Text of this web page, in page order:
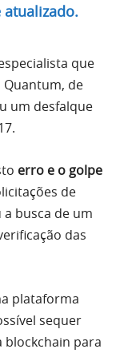
atualizado.
que
Quantum, de
um desfalque
erro e o golpe
de
busca de um
das
plataforma
sequer
blockchain para